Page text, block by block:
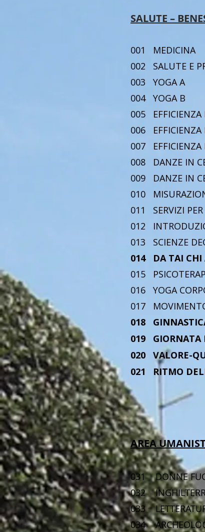
SALUTE –
001
002
003
004
005
006
007
008 DANZE
009
010
011
012
013
014 DA TAI CHI
015
016 YOGA
017
018
019
020
021 RITMO
AREA
031 DONNE
032
033
034